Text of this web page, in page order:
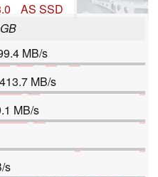
AS SSD
MB/s
MB/s
MB/s
s